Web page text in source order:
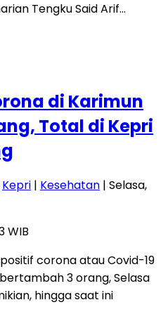
Tengku Said Arif…
di Karimun
Total di Kepri
Kepri | Kesehatan | Selasa,
WIB
corona atau Covid-19
3 orang, Selasa
hingga saat ini